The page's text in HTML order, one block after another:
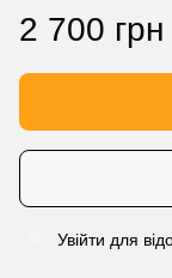
2 700 грн
Увійти для